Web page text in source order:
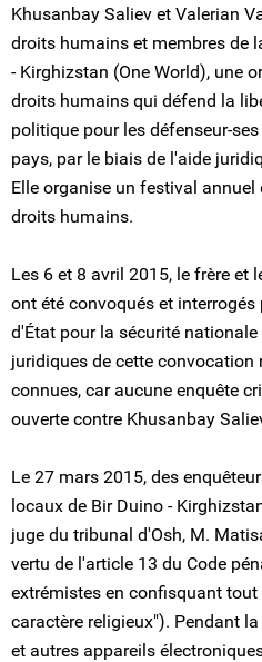
Khusanbay Saliev et Valerian
droits humains et membres de
- Kirghizstan (One World), une
droits humains qui défend la
politique pour les défenseur-
pays, par le biais de l'aide
Elle organise un festival
droits humains.
Les 6 et 8 avril 2015, le frère et
ont été convoqués et
d'État pour la sécurité nationale
juridiques de cette convocation
connues, car aucune enquête
ouverte contre Khusanbay
Le 27 mars 2015, des
locaux de Bir Duino -
juge du tribunal d'Osh, M.
vertu de l'article 13 du Code
extrémistes en confisquant
caractère religieux"). Pendant
et autres appareils